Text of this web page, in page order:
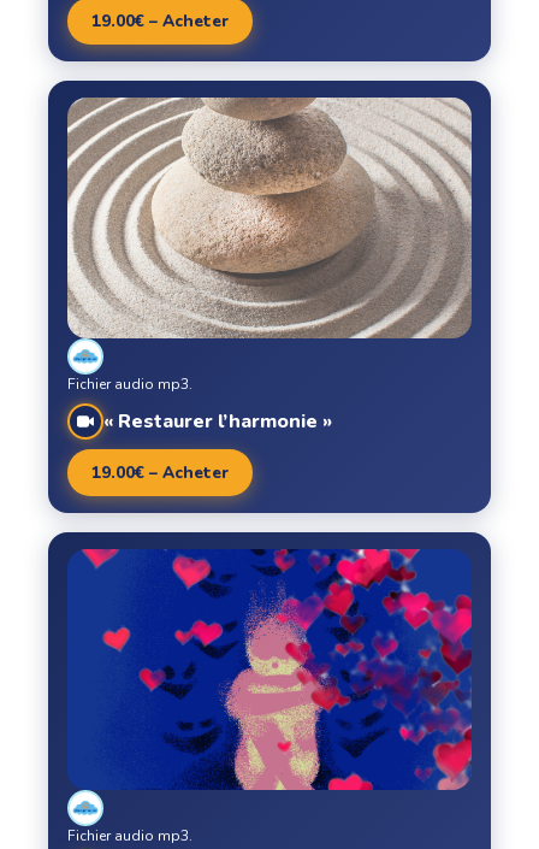
19.00€ – Acheter
« Restaurer l’harmonie »
Fichier audio mp3.
19.00€ – Acheter
Fichier audio mp3.